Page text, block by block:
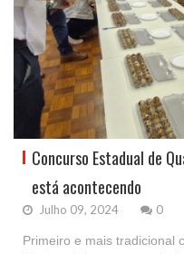
Concurso Estadual de
está acontecendo
Julho 09, 2024 0
Primeiro e mais tradicional